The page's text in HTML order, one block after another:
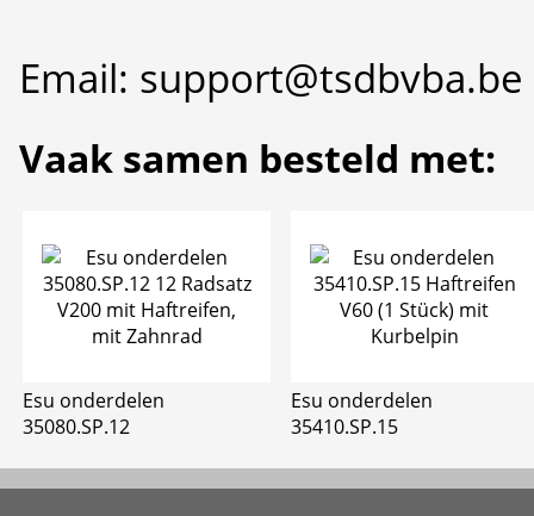
Email: support@tsdbvba.be
Vaak samen besteld met:
Esu onderdelen
35080.SP.12
Esu onderdelen
35410.SP.15